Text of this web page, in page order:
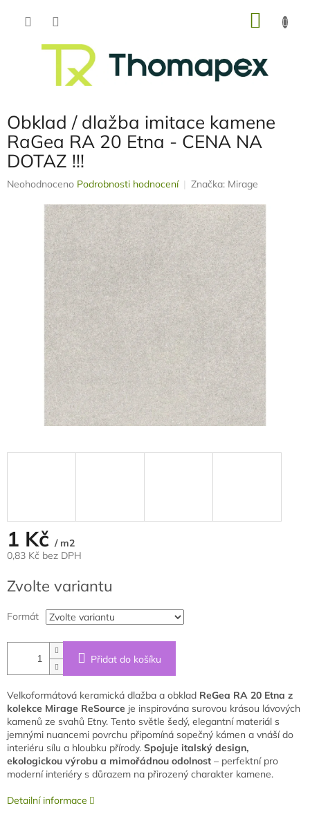
Obklad / dlažba imitace kamene
RaGea RA 20 Etna - CENA NA
DOTAZ !!!
Průměrné
hvězdiček.
Neohodnoceno Podrobnosti hodnocení Značka: Mirage
1 Kč / m2
0,83 Kč bez DPH
cena:
Zvolte variantu
Formát
Přidat do košíku
Velkoformátová keramická dlažba a obklad ReGea RA 20 Etna z
kolekce Mirage ReSource je inspirována surovou krásou lávových
kamenů ze svahů Etny. Tento světle šedý, elegantní materiál s
jemnými nuancemi povrchu připomíná sopečný kámen a vnáší do
interiéru sílu a hloubku přírody. Spojuje italský design,
ekologickou výrobu a mimořádnou odolnost – perfektní pro
moderní interiéry s důrazem na přirozený charakter kamene.
Detailní informace